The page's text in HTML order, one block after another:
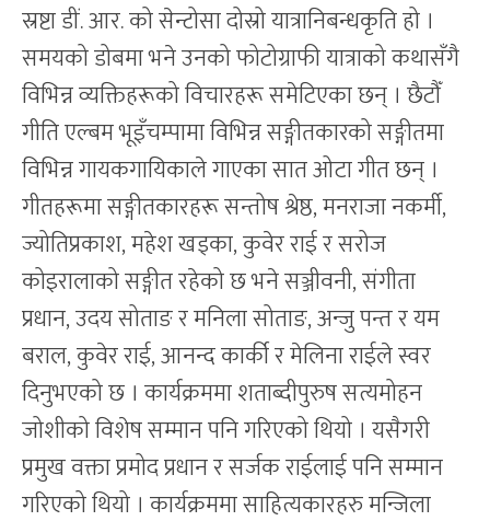
स्रष्टा डीं. आर. को सेन्टोसा दोस्रो यात्रानिबन्धकृति हो ।
समयको डोबमा भने उनको फोटोग्राफी यात्राको कथासँगै
विभिन्न व्यक्तिहरूको विचारहरू समेटिएका छन् । छैटौँ
गीति एल्बम भूइँचम्पामा विभिन्न सङ्गीतकारको सङ्गीतमा
विभिन्न गायकगायिकाले गाएका सात ओटा गीत छन् ।
गीतहरूमा सङ्गीतकारहरू सन्तोष श्रेष्ठ, मनराजा नकर्मी,
ज्योतिप्रकाश, महेश खड्का, कुवेर राई र सरोज
कोइरालाको सङ्गीत रहेको छ भने सञ्जीवनी, संगीता
प्रधान, उदय सोताङ र मनिला सोताङ, अन्जु पन्त र यम
बराल, कुवेर राई, आनन्द कार्की र मेलिना राईले स्वर
दिनुभएको छ । कार्यक्रममा शताब्दीपुरुष सत्यमोहन
जोशीको विशेष सम्मान पनि गरिएको थियो । यसैगरी
प्रमुख वक्ता प्रमोद प्रधान र सर्जक राईलाई पनि सम्मान
गरिएको थियो । कार्यक्रममा साहित्यकारहरु मन्जिला